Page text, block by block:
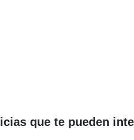
que te pueden